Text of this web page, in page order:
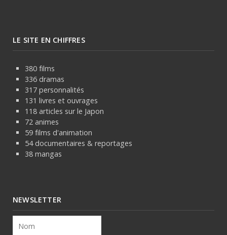
LE SITE EN CHIFFRES
380 films
336 dramas
317 personnalités
131 livres et ouvrages
118 articles sur le Japon
72 animes
59 films d'animation
54 documentaires & reportages
38 mangas
NEWSLETTER